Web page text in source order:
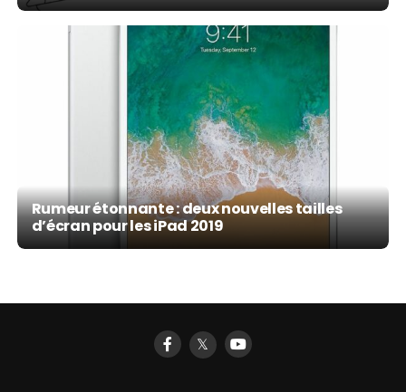
Rumeur étonnante : deux nouvelles tailles
d’écran pour les iPad 2019
𝕏